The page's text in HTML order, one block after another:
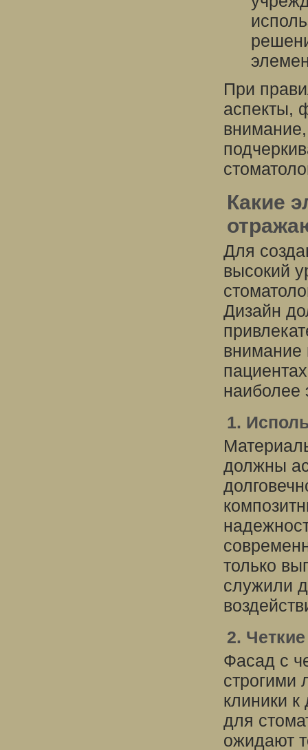
При
аспекты,
внимание,
Какие
Для
высокий
Дизайн
внимание
наиболее
1.
должны
только
служили
2.
Фасад с
строгими
клиники
для
ожидают